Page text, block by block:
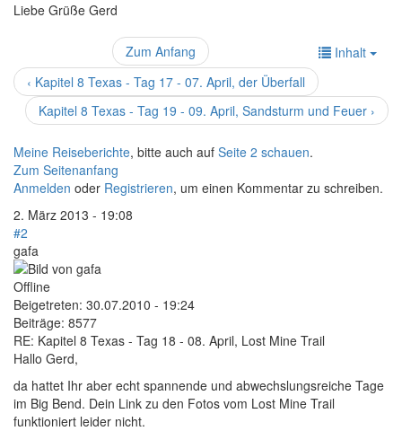
Liebe Grüße Gerd
Inhalt
‹ Kapitel 8 Texas - Tag 17 - 07. April, der Überfall
Zum Anfang
Kapitel 8 Texas - Tag 19 - 09. April, Sandsturm und Feuer ›
Meine Reiseberichte, bitte auch auf Seite 2 schauen.
Zum Seitenanfang
Anmelden oder Registrieren, um einen Kommentar zu schreiben.
2. März 2013 - 19:08
#2
gafa
Offline
Beigetreten: 30.07.2010 - 19:24
Beiträge: 8577
RE: Kapitel 8 Texas - Tag 18 - 08. April, Lost Mine Trail
Hallo Gerd,
da hattet Ihr aber echt spannende und abwechslungsreiche Tage
im Big Bend. Dein Link zu den Fotos vom Lost Mine Trail
funktioniert leider nicht.